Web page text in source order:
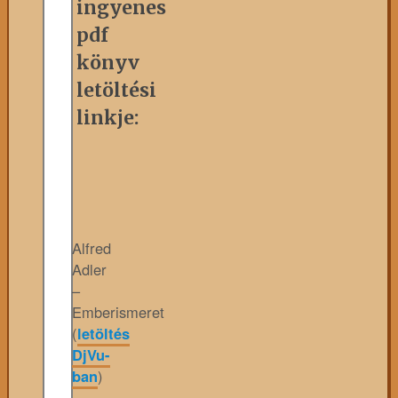
ingyenes
pdf
könyv
letöltési
linkje:
Alfred
Adler
–
Emberismeret
(letöltés
DjVu-
ban)